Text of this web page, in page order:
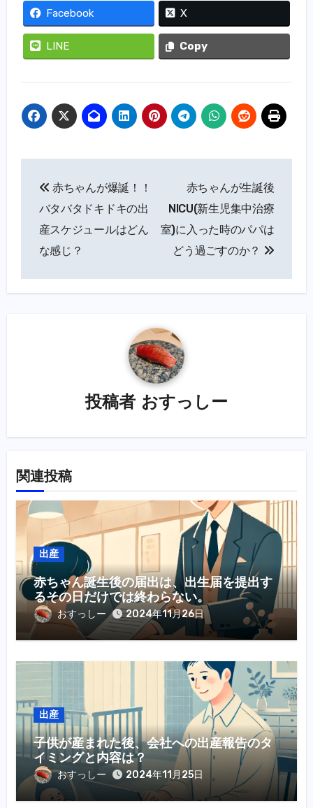
Facebook X
LINE Copy
稿
ナ
ビ
ゲ
赤ちゃんが爆誕！！
バタバタドキドキの出
産スケジュールはどん
な感じ？
赤ちゃんが生誕後
NICU(新生児集中治療
室)に入った時のパパは
どう過ごすのか？
投稿者 おすっしー
関連投稿
出産
赤ちゃん誕生後の届出は、出生届を提出す
るその日だけでは終わらない。
おすっしー 2024年11月26日
出産
子供が産まれた後、会社への出産報告のタ
イミングと内容は？
おすっしー 2024年11月25日